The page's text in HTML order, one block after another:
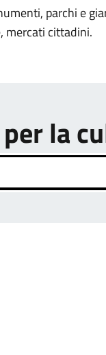
parchi e
mercati cittadini.
la